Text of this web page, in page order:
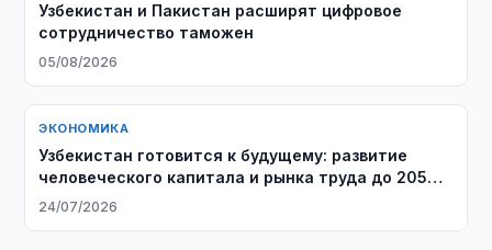
Узбекистан и Пакистан расширят цифровое
сотрудничество таможен
05/08/2026
ЭКОНОМИКА
Узбекистан готовится к будущему: развитие
человеческого капитала и рынка труда до 2050
года
24/07/2026